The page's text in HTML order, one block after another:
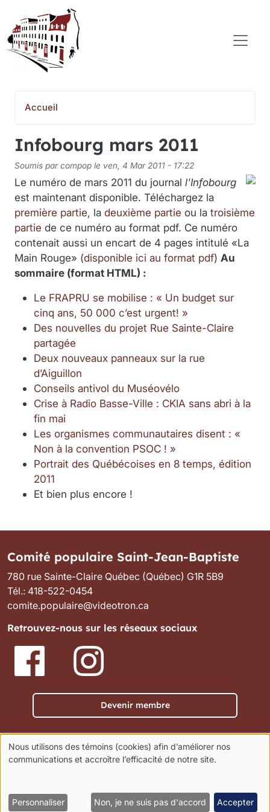
Aller au contenu principal
COMITÉ POPULAIRE SAINT-JEAN-BAPTISTE
Accueil
Infobourg mars 2011
Soumis parcompop le ven, 4 Mar 2011 - 17:22
Le numéro de mars 2011 du journal l'Infobourg
est maintenant disponible. Téléchargez la
première partie, la deuxième partie ou la troisième
partie de ce numéro au format pdf. Ce numéro
contenait aussi un encart de 4 pages intitulé «La
Main Rouge» (disponible ici au format pdf) Au
sommaire (format HTML) :
Le FRAPRU se mobilise : « Un budget sur
cinq ans, 50 000 c’est urgent! »
Des nouvelles du projet Rue Sainte-Claire
partagée
Deux nouveaux panneaux sur la rue
d’Aiguillon
Conseils antivol du Muséovélo
Crise à Radio Basse-Ville : CKIA sans abri à la
fin mai
Les organismes communautaires disent : «
Non à la convention PSOC ! »
Portrait des Québécoises en 8 temps, édition
2011
Et bien plus encore !
Comité populaire Saint-Jean-Baptiste
780 rue Sainte-Claire Québec (Québec) G1R 5B9
Tél.: 418-522-0454
comite.populaire@videotron.ca
Retrouvez-nous sur les réseaux sociaux
Image
Image
Devenir membre
Rechercher
Rechercher
Menu du compte de l'utilisateur
Se connecter
Utilisation
témoins
Nous utilisons des témoins (cookies) afin d’améliorer nos
communications et accroître l’efficacité de notre site.
Personnaliser Non, je ne suis pas d'accord Accepter